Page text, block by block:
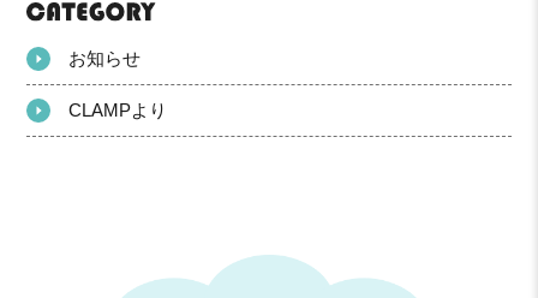
お知らせ
CLAMPより